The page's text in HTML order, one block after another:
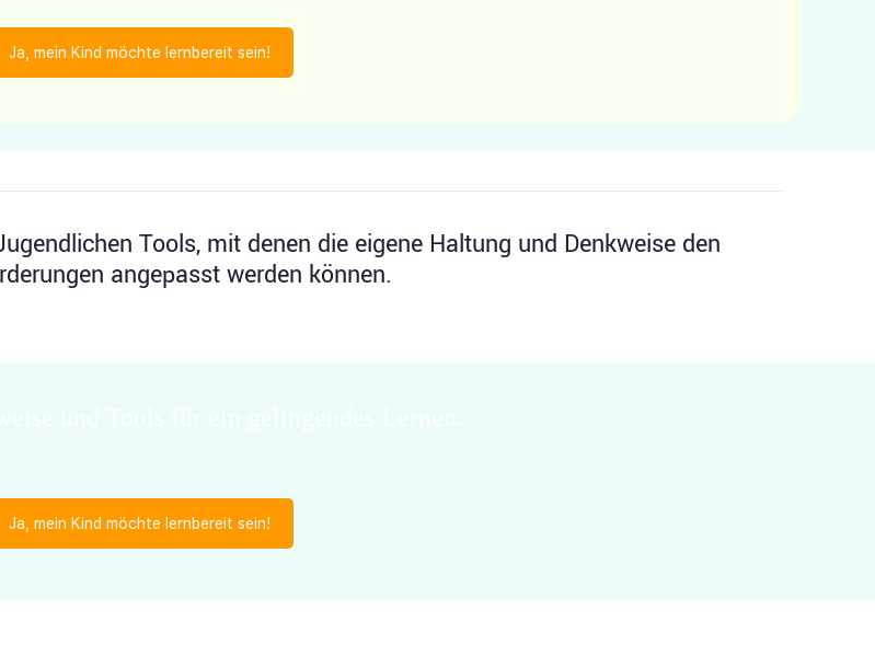
Ja, mein Kind möchte lernbereit sein!
Tools, mit denen die eigene Haltung und Denkweise den
angepasst werden können.
Ja, mein Kind möchte lernbereit sein!